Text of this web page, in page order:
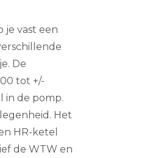
je vast een
De
tot +/-
in de pomp.
Het
HR-ketel
de WTW en